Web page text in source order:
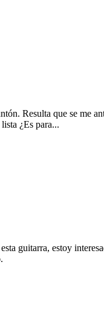
Resulta que se me
¿Es para...
guitarra, estoy